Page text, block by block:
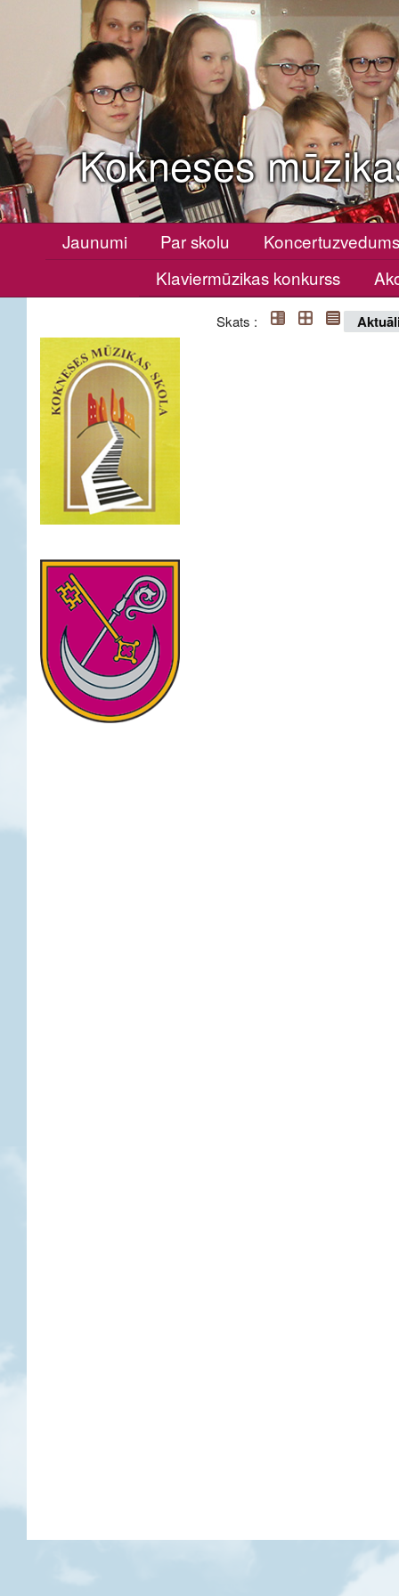
Kokneses
Jaunumi Par skolu
Klaviermūzikas konkurss
Skats :